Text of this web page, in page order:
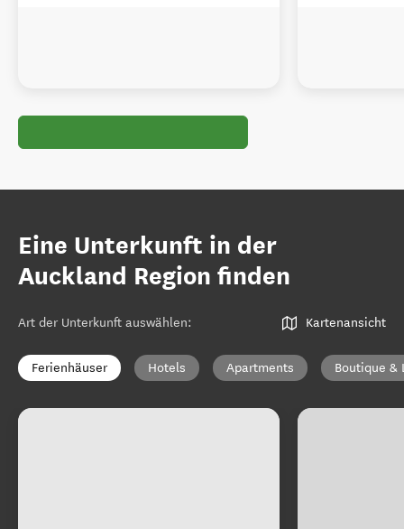
Eine Unterkunft in der
Auckland Region finden
Art der Unterkunft auswählen: Kartenansicht
Ferienhäuser Hotels Apartments Boutique &